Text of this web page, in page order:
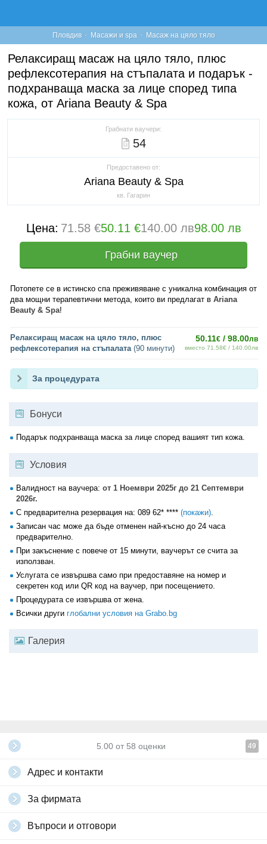
Пловдив · Масажи и spa · Масаж на цяло тяло
Релаксиращ масаж на цяло тяло, плюс
рефлексотерапия на стъпалата и подарък -
подхранваща маска за лице според типа
кожа, от Ariana Beauty & Spa
Грабнати ваучери:
54
Предоставено от:
Ariana Beauty & Spa
кв. Гагарин
Цена: 71.58 €50.11 €140.00 лв98.00 лв
Грабни ваучер
Потопете се в истинско спа преживяване с уникална комбинация от
два мощни терапевтични метода, които ви предлагат в Ariana
Beauty & Spa!
Релаксиращ масаж на цяло тяло, плюс
рефлексотерапия на стъпалата (90 минути)
50.11€ / 98.00лв
вместо 71.58€ / 140.00лв
За процедурата
Бонуси
Подарък подхранваща маска за лице според вашият тип кожа.
Условия
Валидност на ваучера: от 1 Ноември 2025г до 21 Септември
2026г.
С предварителна резервация на: 089 62* **** (покажи).
Записан час може да бъде отменен най-късно до 24 часа
предварително.
При закъснение с повече от 15 минути, ваучерът се счита за
използван.
Услугата се извършва само при предоставяне на номер и
секретен код или QR код на ваучер, при посещението.
Процедурата се извършва от жена.
Всички други глобални условия на Grabo.bg
Галерия
5.00 от 58 оценки 49
Адрес и контакти
За фирмата
Въпроси и отговори